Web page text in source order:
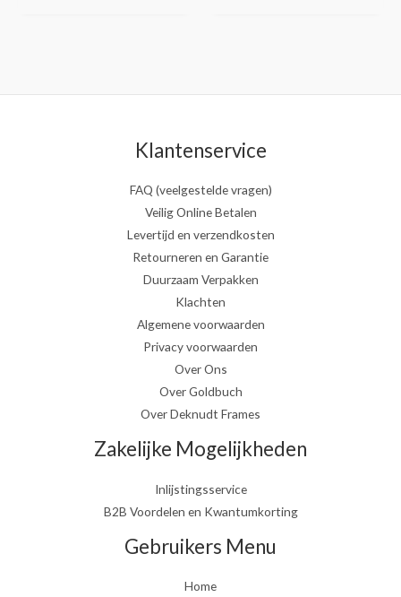
Klantenservice
FAQ (veelgestelde vragen)
Veilig Online Betalen
Levertijd en verzendkosten
Retourneren en Garantie
Duurzaam Verpakken
Klachten
Algemene voorwaarden
Privacy voorwaarden
Over Ons
Over Goldbuch
Over Deknudt Frames
Zakelijke Mogelijkheden
Inlijstingsservice
B2B Voordelen en Kwantumkorting
Gebruikers Menu
Home